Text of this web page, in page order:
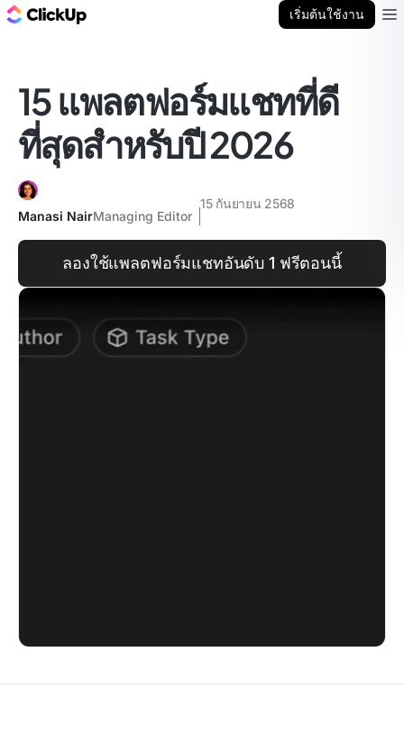
เริ่มต้นใช้งาน
15 แพลตฟอร์มแชทที่ดี
ที่สุดสำหรับปี 2026
Manasi NairManaging Editor
15 กันยายน 2568
ลองใช้แพลตฟอร์มแชทอันดับ 1 ฟรีตอนนี้